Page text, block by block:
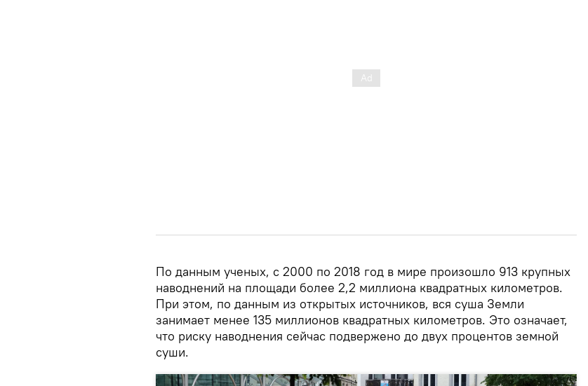
По данным ученых, с 2000 по 2018 год в мире произошло 913 крупных
наводнений на площади более 2,2 миллиона квадратных километров.
При этом, по данным из открытых источников, вся суша Земли
занимает менее 135 миллионов квадратных километров. Это означает,
что риску наводнения сейчас подвержено до двух процентов земной
суши.